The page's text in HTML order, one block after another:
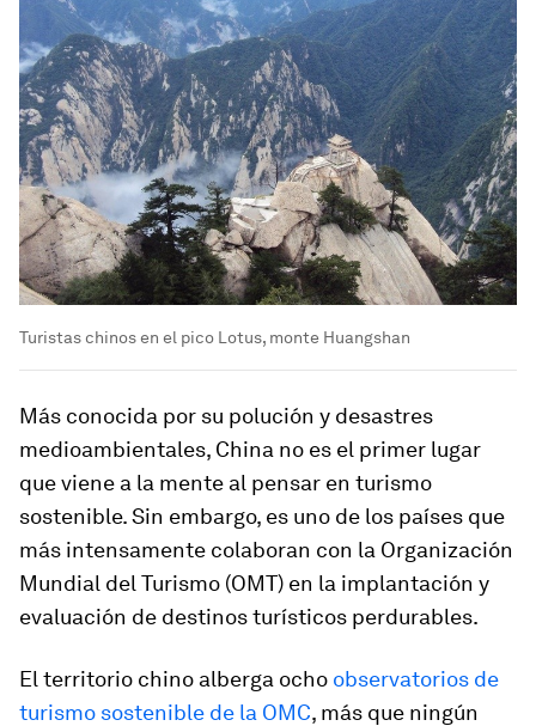
Turistas chinos en el pico Lotus, monte Huangshan
Más conocida por su polución y desastres
medioambientales, China no es el primer lugar
que viene a la mente al pensar en turismo
sostenible. Sin embargo, es uno de los países que
más intensamente colaboran con la Organización
Mundial del Turismo (OMT) en la implantación y
evaluación de destinos turísticos perdurables.
El territorio chino alberga ocho observatorios de
turismo sostenible de la OMC, más que ningún